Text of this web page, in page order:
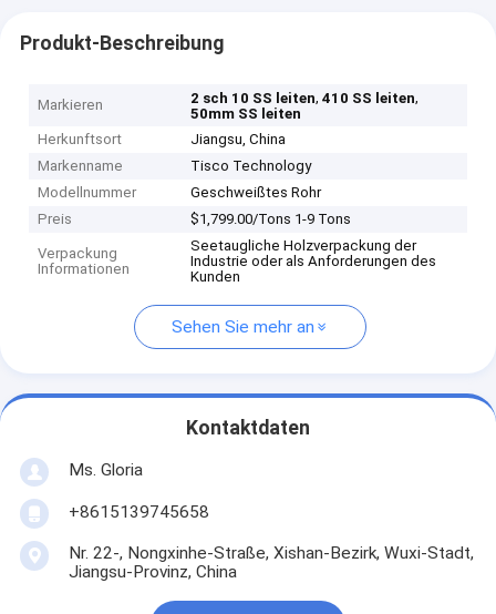
Produkt-Beschreibung
Markieren 2 sch 10 SS leiten,410 SS leiten,
50mm SS leiten
Herkunftsort
Jiangsu, China
Markenname
Tisco Technology
Modellnummer
Geschweißtes Rohr
Preis
$1,799.00/Tons 1-9 Tons
Verpackung
Informationen
Seetaugliche Holzverpackung der
Industrie oder als Anforderungen des
Kunden
Sehen Sie mehr an
Kontaktdaten
Ms. Gloria
+8615139745658
Nr. 22-, Nongxinhe-Straße, Xishan-Bezirk, Wuxi-Stadt,
Jiangsu-Provinz, China